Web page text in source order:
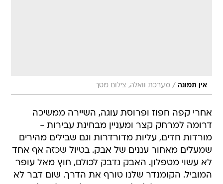
אין תמונה / מערכת וואלה, צילום מסך
אחרי קפה חפוז ופרוסת עוגה, השיירה ממשיכה
דרומה למרחק קצר ומעניין מבחינת עבירות -
מורדות חדים, עליות מדורדרות וגם שבילים מהירים
שמעלים מאחור עננים של אבק. בטיול שכזה אף אחד
לא עשוי מטפלון. האבק נדבק לכולם, חוץ מאל עופר
המוביל. הקומנדר שלנו טורף את הדרך. שום דבר לא